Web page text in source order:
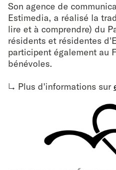
Son agence de
Estimedia, a réalisé la
lire et à comprendre) du
résidents et résidentes
participent également au
bénévoles.
↳ Plus d'informations sur